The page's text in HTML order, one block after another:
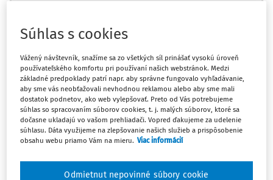
Ups, zatiaľ ste si prečítali len
začiatok...
Celý odborný obsah z tejto oblasti je
dostupný predplatiteľom portálu.
Odomknite si prístup k odbornému
Súhlas s cookies
Vážený návštevník, snažíme sa zo všetkých síl prinášať vysokú úroveň
používateľského komfortu pri používaní našich webstránok. Medzi
základné predpoklady patrí napr. aby správne fungovalo vyhľadávanie,
aby sme vás neobťažovali nevhodnou reklamou alebo aby sme mali
dostatok podnetov, ako web vylepšovať. Preto od Vás potrebujeme
súhlas so spracovaním súborov cookies, t. j. malých súborov, ktoré sa
dočasne ukladajú vo vašom prehliadači. Vopred ďakujeme za udelenie
súhlasu. Dáta využijeme na zlepšovanie našich služieb a prispôsobenie
obsahu webu priamo Vám na mieru. Viac informácií
Odmietnut nepovinné súbory cookie